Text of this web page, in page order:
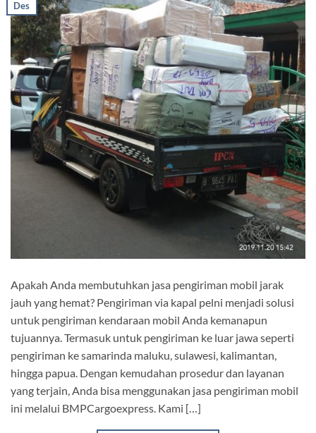
Des
Apakah Anda membutuhkan jasa pengiriman mobil jarak
jauh yang hemat? Pengiriman via kapal pelni menjadi solusi
untuk pengiriman kendaraan mobil Anda kemanapun
tujuannya. Termasuk untuk pengiriman ke luar jawa seperti
pengiriman ke samarinda maluku, sulawesi, kalimantan,
hingga papua. Dengan kemudahan prosedur dan layanan
yang terjain, Anda bisa menggunakan jasa pengiriman mobil
ini melalui BMPCargoexpress. Kami […]